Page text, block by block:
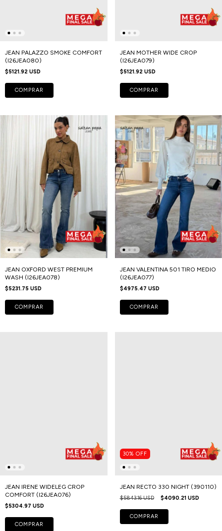
JEAN PALAZZO SMOKE COMFORT
(I26JEA080)
$5121.92 USD
COMPRAR
JEAN MOTHER WIDE CROP
(I26JEA079)
$5121.92 USD
COMPRAR
JEAN OXFORD WEST PREMIUM
WASH (I26JEA078)
$5231.75 USD
COMPRAR
JEAN VALENTINA 501 TIRO MEDIO
(I26JEA077)
$4975.47 USD
COMPRAR
JEAN IRENE WIDELEG CROP
COMFORT (I26JEA076)
$5304.97 USD
COMPRAR
30% OFF
JEAN RECTO 330 NIGHT (390110)
$5843.16 USD $4090.21 USD
COMPRAR